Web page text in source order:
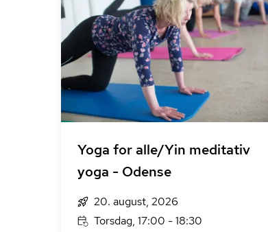
Yoga for alle/Yin meditativ
yoga - Odense
20. august, 2026
Torsdag, 17:00 - 18:30